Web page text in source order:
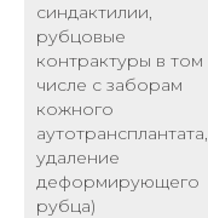
синдактилии,
рубцовые
контрактуры в том
числе с заборам
кожного
аутотрансплантата,
удаление
деформирующего
рубца)